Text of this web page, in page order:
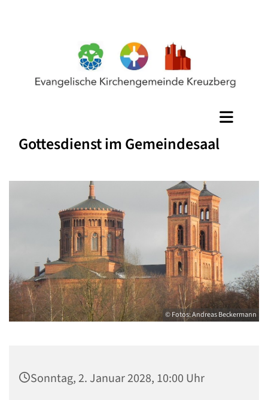
Gottesdienst im Gemeindesaal
© Fotos: Andreas Beckermann
Sonntag, 2. Januar 2028, 10:00 Uhr